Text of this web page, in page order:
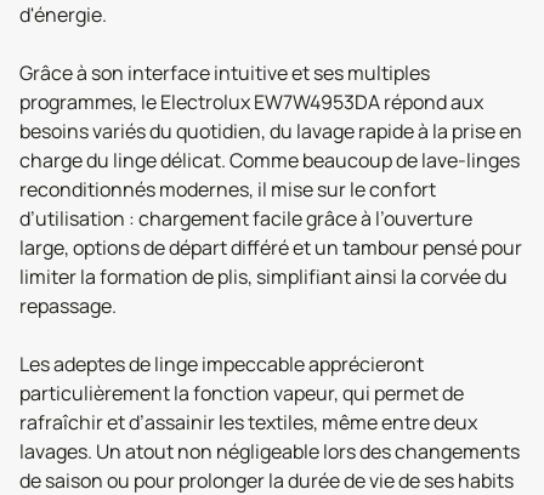
d'énergie.
Grâce à son interface intuitive et ses multiples
programmes, le Electrolux EW7W4953DA répond aux
besoins variés du quotidien, du lavage rapide à la prise en
charge du linge délicat. Comme beaucoup de lave-linges
reconditionnés modernes, il mise sur le confort
d’utilisation : chargement facile grâce à l’ouverture
large, options de départ différé et un tambour pensé pour
limiter la formation de plis, simplifiant ainsi la corvée du
repassage.
Les adeptes de linge impeccable apprécieront
particulièrement la fonction vapeur, qui permet de
rafraîchir et d’assainir les textiles, même entre deux
lavages. Un atout non négligeable lors des changements
de saison ou pour prolonger la durée de vie de ses habits